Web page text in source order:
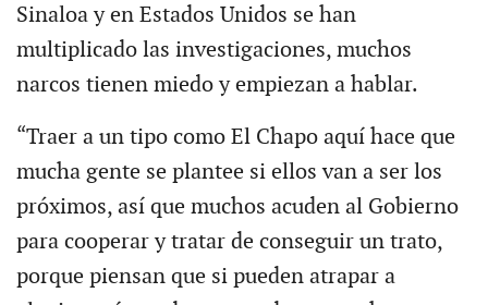
Sinaloa y en Estados Unidos se han
multiplicado las investigaciones, muchos
narcos tienen miedo y empiezan a hablar.
“Traer a un tipo como El Chapo aquí hace que
mucha gente se plantee si ellos van a ser los
próximos, así que muchos acuden al Gobierno
para cooperar y tratar de conseguir un trato,
porque piensan que si pueden atrapar a